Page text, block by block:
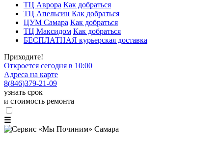
ТЦ Аврора Как добраться
ТЦ Апельсин Как добраться
ЦУМ Самара Как добраться
ТЦ Максидом Как добраться
БЕСПЛАТНАЯ курьерская доставка
Приходите!
Откроется сегодня в 10:00
Адреса на карте
8(846)379-21-09
узнать срок
и стоимость ремонта
☰